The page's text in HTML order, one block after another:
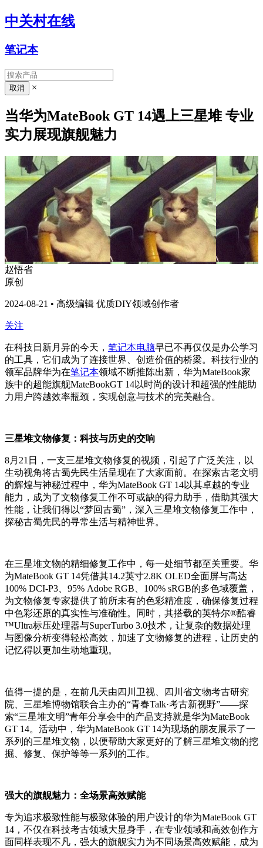
中关村在线
笔记本
×
当华为MateBook GT 14遇上三星堆 专业
实力展现旗舰魅力
赵悟省
原创
2024-08-21 • 高级编辑 优质DIY领域创作者
关注
在科技日新月异的今天， 笔记本电脑早已不再仅仅是办公学习
的工具，它们成为了连接世界、创造价值的桥梁。科技行业的
领军品牌华为在笔记本领域不断推陈出新，华为MateBook家
族中的超能旗舰MateBookGT 14以时尚的设计和超强的性能助
力用户跨越效率瓶颈，实现创意与技术的完美融合。
三星堆文物修复：科技与历史的交响
8月21日，一支三星堆文物修复的视频，引起了广泛关注，以
生动视角将古蜀先民生活呈现在了大家面前。在探索古老文明
的辉煌与神秘过程中，华为MateBook GT 14以其卓越的专业
能力，成为了文物修复工作不可或缺的得力助手，借助其强大
性能，让我们得以“梦回古蜀”，深入三星堆文物修复工作中，
探秘古蜀先民的寻常生活与精神世界。
在三星堆文物的精细修复工作中，每一处细节都至关重要。华
为MateBook GT 14凭借其14.2英寸2.8K OLED全面屏与高达
100% DCI-P3、95% Adobe RGB、100% sRGB的多色域覆盖，
为文物修复专家提供了前所未有的色彩精准度，确保修复过程
中色彩还原的真实性与准确性。同时，其搭载的英特尔®酷睿
™Ultra标压处理器与SuperTurbo 3.0技术，让复杂的数据处理
与图像分析变得轻松高效，加速了文物修复的进程，让历史的
记忆得以更加生动地重现。
值得一提的是，在前几天由四川卫视、四川省文物考古研究
院、三星堆博物馆联合主办的“青春Talk·考古新视野”——探
索“三星堆文明”青年分享会中的产品支持就是华为MateBook
GT 14。活动中，华为MateBook GT 14为现场的朋友展示了一
系列的三星堆文物，以便帮助大家更好的了解三星堆文物的挖
掘、修复、保护等等一系列的工作。
强大的旗舰魅力：全场景高效赋能
专为追求极致性能与极致体验的用户设计的华为MateBook GT
14，不仅在科技考古领域大显身手，在专业领域和高效创作方
面同样表现不凡，强大的旗舰实力为不同场景高效赋能，成为